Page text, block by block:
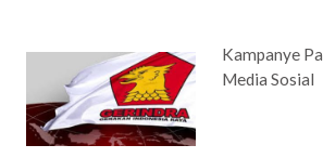
Kampanye
Media Sosial